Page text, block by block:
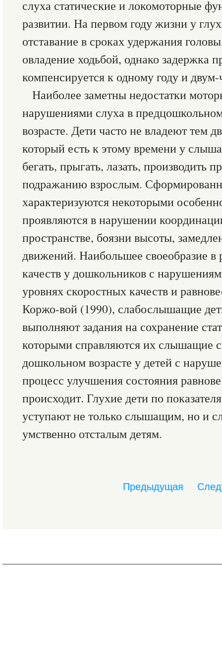
слуха статические и локомоторные
развитии. На первом году жизни у
отставание в сроках удержания
овладение ходьбой, однако задержка
компенсируется к одному году и
Наиболее заметны недостатки
нарушениями слуха в
возрасте. Дети часто не владеют тем
который есть к этому времени у
бегать, прыгать, лазать, производить
подражанию взрослым.
характеризуются некоторыми
проявляются в нарушении
пространстве, боязни высоты,
движений. Наибольшее своеобразие в
качеств у дошкольников с
уровнях скоростных качеств и
Коржо-вой (1990), слабослышащие
выполняют задания на сохранение
которыми справляются их слышащие
дошкольном возрасте у детей с
процесс улучшения состояния
происходит. Глухие дети по
уступают не только слышащим, но и
умственно отсталым детям.
Предыдущая